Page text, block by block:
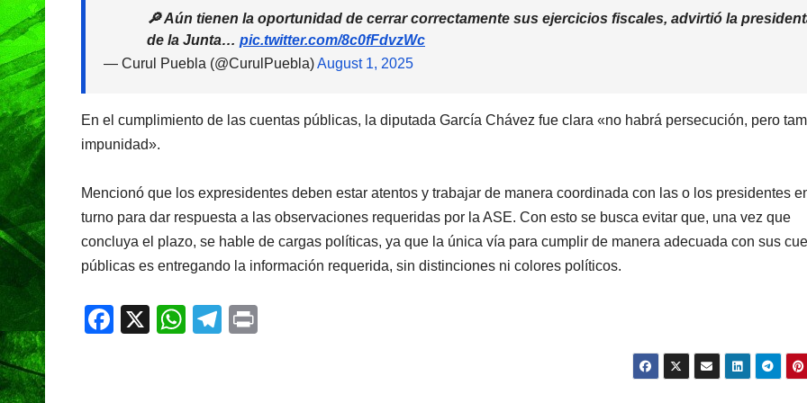
🔎 Aún tienen la oportunidad de cerrar correctamente sus ejercicios fiscales, advirtió la
de la Junta… pic.twitter.com/8c0fFdvzWc
— Curul Puebla (@CurulPuebla)August 1, 2025
En el cumplimiento de las cuentas públicas, la diputada García Chávez fue clara «no habrá persecución, pero
impunidad».
Mencionó que los expresidentes deben estar atentos y trabajar de manera coordinada con las o los presidentes
turno para dar respuesta a las observaciones requeridas por la ASE. Con esto se busca evitar que, una vez que
concluya el plazo, se hable de cargas políticas, ya que la única vía para cumplir de manera adecuada con sus
públicas es entregando la información requerida, sin distinciones ni colores políticos.
F
X
W
T
Carmelitas
tradicional
que conquista
a los visitantes
04/08/2026 VERÓNICA
ANDRADE CRUZ
Oreo®
30/07/2026
ANDRADE CRUZ